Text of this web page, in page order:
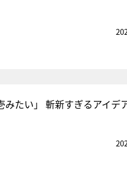
たい」 斬新すぎるアイデ